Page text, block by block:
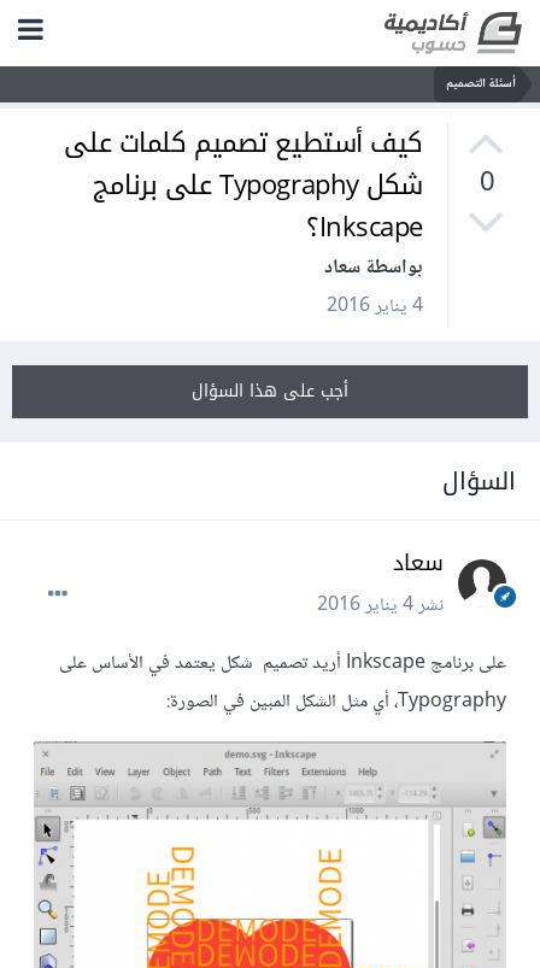
أسئلة التصميم
0
كيف أستطيع تصميم كلمات على
شكل Typography على برنامج
Inkscape؟
بواسطة سعاد
4 يناير 2016
أجب على هذا السؤال
السؤال
سعاد
نشر4 يناير 2016
على برنامج Inkscape أريد تصميم شكل يعتمد في الأساس على
Typography، أي مثل الشكل المبين في الصورة: